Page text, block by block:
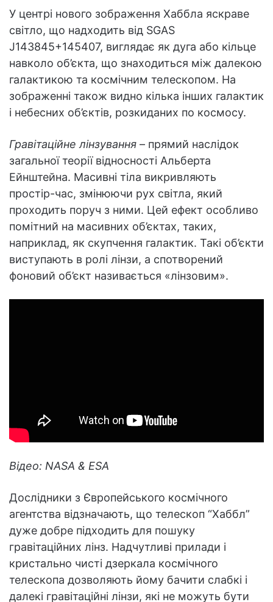
У центрі нового зображення Хаббла яскраве
світло, що надходить від SGAS
J143845+145407, виглядає як дуга або кільце
навколо об’єкта, що знаходиться між далекою
галактикою та космічним телескопом. На
зображенні також видно кілька інших галактик
і небесних об’єктів, розкиданих по космосу.
Гравітаційне лінзування – прямий наслідок
загальної теорії відносності Альберта
Ейнштейна. Масивні тіла викривляють
простір-час, змінюючи рух світла, який
проходить поруч з ними. Цей ефект особливо
помітний на масивних об’єктах, таких,
наприклад, як скупчення галактик. Такі об’єкти
виступають в ролі лінзи, а спотворений
фоновий об’єкт називається «лінзовим».
Відео: NASA & ESA
Дослідники з Європейського космічного
агентства відзначають, що телескоп “Хаббл”
дуже добре підходить для пошуку
гравітаційних лінз. Надчутливі прилади і
кристально чисті дзеркала космічного
телескопа дозволяють йому бачити слабкі і
далекі гравітаційні лінзи, які не можуть бути